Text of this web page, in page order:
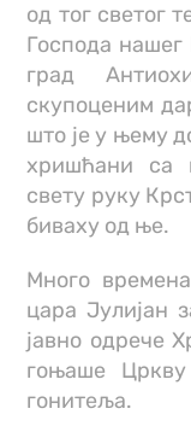
од тог светог
Господа нашег
град
скупоценим
што је у њему
хришћани са
свету руку
биваху од ње.
Много
цара Јулијан
јавно одрече
гоњаше
гонитеља.